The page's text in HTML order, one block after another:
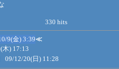
330 hits
9(金) 3:39≪
木) 17:13
09/12/20(日) 11:28